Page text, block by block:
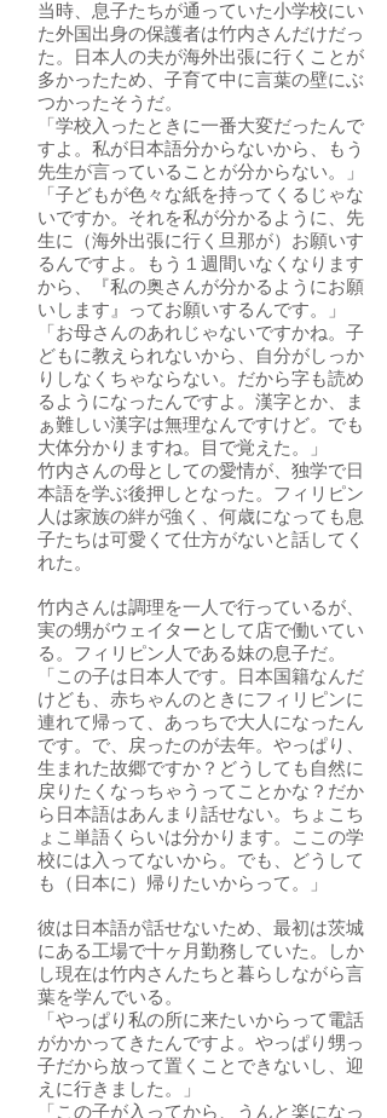
当時、息子たちが通っていた小学校にい
た外国出身の保護者は竹内さんだけだっ
た。日本人の夫が海外出張に行くことが
多かったため、子育て中に言葉の壁にぶ
つかったそうだ。
「学校入ったときに一番大変だったんで
すよ。私が日本語分からないから、もう
先生が言っていることが分からない。」
「子どもが色々な紙を持ってくるじゃな
いですか。それを私が分かるように、先
生に（海外出張に行く旦那が）お願いす
るんですよ。もう１週間いなくなります
から、『私の奥さんが分かるようにお願
いします』ってお願いするんです。」
「お母さんのあれじゃないですかね。子
どもに教えられないから、自分がしっか
りしなくちゃならない。だから字も読め
るようになったんですよ。漢字とか、ま
ぁ難しい漢字は無理なんですけど。でも
大体分かりますね。目で覚えた。」
竹内さんの母としての愛情が、独学で日
本語を学ぶ後押しとなった。フィリピン
人は家族の絆が強く、何歳になっても息
子たちは可愛くて仕方がないと話してく
れた。
竹内さんは調理を一人で行っているが、
実の甥がウェイターとして店で働いてい
る。フィリピン人である妹の息子だ。
「この子は日本人です。日本国籍なんだ
けども、赤ちゃんのときにフィリピンに
連れて帰って、あっちで大人になったん
です。で、戻ったのが去年。やっぱり、
生まれた故郷ですか？どうしても自然に
戻りたくなっちゃうってことかな？だか
ら日本語はあんまり話せない。ちょこち
ょこ単語くらいは分かります。ここの学
校には入ってないから。でも、どうして
も（日本に）帰りたいからって。」
彼は日本語が話せないため、最初は茨城
にある工場で十ヶ月勤務していた。しか
し現在は竹内さんたちと暮らしながら言
葉を学んでいる。
「やっぱり私の所に来たいからって電話
がかかってきたんですよ。やっぱり甥っ
子だから放って置くことできないし、迎
えに行きました。」
「この子が入ってから、うんと楽になっ